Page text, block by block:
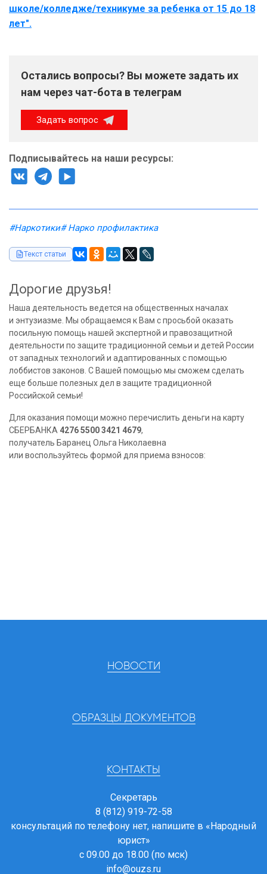
школе/колледже/техникуме за ребенка от 15 до 18
лет".
Остались вопросы? Вы можете задать их
нам через чат-бота в телеграм
Задать вопрос
Подписывайтесь на наши ресурсы:
#Наркотики# Нарко профилактика
Текст статьи
Дорогие друзья!
Наша деятельность ведется на общественных началах
и энтузиазме. Мы обращаемся к Вам с просьбой оказать
посильную помощь нашей экспертной и правозащитной
деятельности по защите традиционной семьи и детей России
от западных технологий и адаптированных с помощью
лоббистов законов. С Вашей помощью мы сможем сделать
еще больше полезных дел в защите традиционной
Российской семьи!
Для оказания помощи можно перечислить деньги на карту
СБЕРБАНКА 4276 5500 3421 4679,
получатель Баранец Ольга Николаевна
или воспользуйтесь формой для приема взносов:
НОВОСТИ
ОБРАЗЦЫ ДОКУМЕНТОВ
КОНТАКТЫ
Секретарь
8 (812) 919-72-58
консультаций по телефону нет, напишите в «Народный
юрист»
с 09.00 до 18.00 (по мск)
info@ouzs.ru